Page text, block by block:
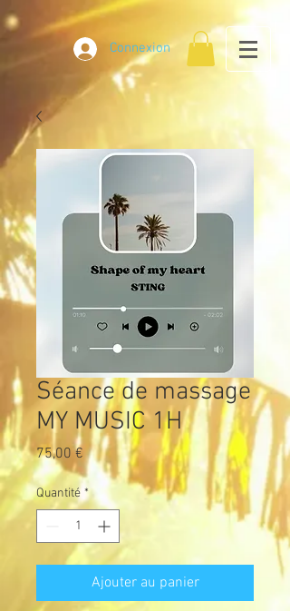
Connexion
Séance de massage
MY MUSIC 1H
75,00 €Prix
Quantité *
Ajouter au panier